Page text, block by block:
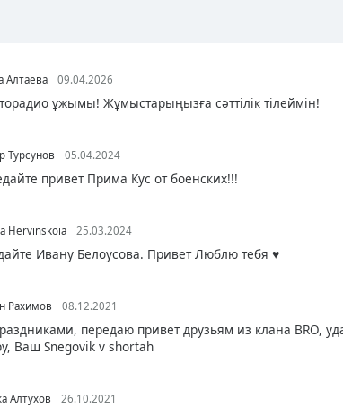
Алтаева 09.04.2026
ұжымы! Жұмыстарыңызға сәттілік тілеймін!
Турсунов 05.04.2024
привет Прима Кус от боенских!!!
Hervinskoia 25.03.2024
Ивану Белоусова. Привет Люблю тебя ♥️
Рахимов 08.12.2021
передаю привет друзьям из клана BRO,
Ваш Snegovik v shortah
Алтухов 26.10.2021